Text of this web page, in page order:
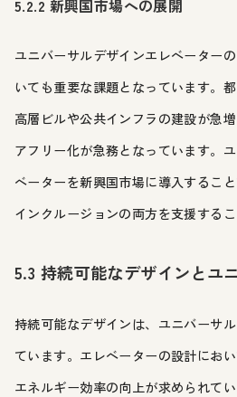
5.2.2 新興国市場への展開
ユニバーサルデザインエレベーター
いても重要な課題となっています。
高層ビルや公共インフラの建設が急
アフリー化が急務となっています。
ベーターを新興国市場に導入するこ
インクルージョンの両方を支援するこ
5.3 持続可能なデザインとユ
持続可能なデザインは、ユニバーサ
ています。エレベーターの設計にお
エネルギー効率の向上が求められてい